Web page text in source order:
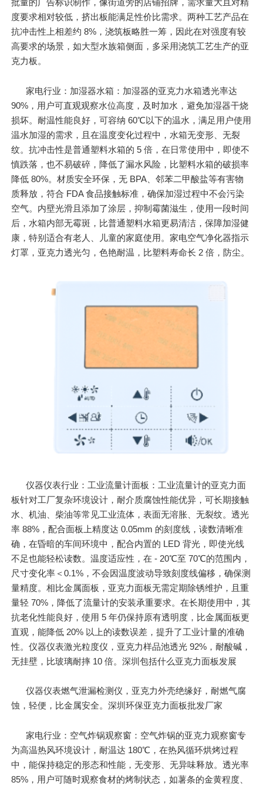
批量的广告标识制作，像街道旁的店铺招牌，需求量大且对精
度要求相对较低，挤出板能满足性价比需求。两种工艺产品在
抗冲击性上相差约 8%，浇筑板略胜一筹，因此在对强度有较
高要求的场景，如大型水族箱侧面，多采用浇筑工艺生产的亚
克力板。
家电行业：加湿器水箱：加湿器的亚克力水箱透光率达
90%，用户可直观观察水位高度，及时加水，避免加湿器干烧
损坏。耐温性能良好，可容纳 60℃以下的温水，满足用户使用
温水加湿的需求，且在温度变化过程中，水箱无变形、无裂
纹。抗冲击性是普通塑料水箱的 5 倍，在日常使用中，即使不
慎跌落，也不易破碎，降低了漏水风险，比塑料水箱的破损率
降低 80%。材质安全环保，无 BPA、邻苯二甲酸盐等有害物
质释放，符合 FDA 食品接触标准，确保加湿过程中不会污染
空气。内壁光滑且添加了涂层，抑制霉菌滋生，使用一段时间
后，水箱内部无霉斑，比普通塑料水箱更易清洁，保障加湿健
康，特别适合有老人、儿童的家庭使用。家电空气净化器指示
灯罩，亚克力透光匀，色艳耐温，比塑料寿命长 2 倍，防尘。
仪器仪表行业：工业流量计面板：工业流量计的亚克力面
板针对工厂复杂环境设计，耐介质腐蚀性能优异，可长期接触
水、机油、柴油等常见工业流体，表面无溶胀、无裂纹。透光
率 88%，配合面板上精度达 0.05mm 的刻度线，读数清晰准
确，在昏暗的车间环境中，配合内置的 LED 背光，即使光线
不足也能轻松读数。温度适应性，在 - 20℃至 70℃的范围内，
尺寸变化率＜0.1%，不会因温度波动导致刻度线偏移，确保测
量精度。相比金属面板，亚克力面板无需定期除锈维护，且重
量轻 70%，降低了流量计的安装承重要求。在长期使用中，其
抗老化性能良好，使用 5 年仍保持原有透明度，比金属面板更
直观，能降低 20% 以上的读数误差，提升了工业计量的准确
性。仪器仪表激光粒度仪，亚克力样品池透光 92%，耐酸碱，
无挂壁，比玻璃耐摔 10 倍。深圳包括什么亚克力面板发展
仪器仪表燃气泄漏检测仪，亚克力外壳绝缘好，耐燃气腐
蚀，轻便，比金属安全。深圳环保亚克力面板批发厂家
家电行业：空气炸锅观察窗：空气炸锅的亚克力观察窗专
为高温热风环境设计，耐温达 180℃，在热风循环烘烤过程
中，能保持稳定的形态和性能，无变形、无异味释放。透光率
85%，用户可随时观察食材的烤制状态，如薯条的金黄程度、